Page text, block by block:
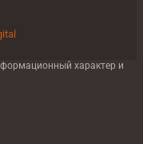
характер и